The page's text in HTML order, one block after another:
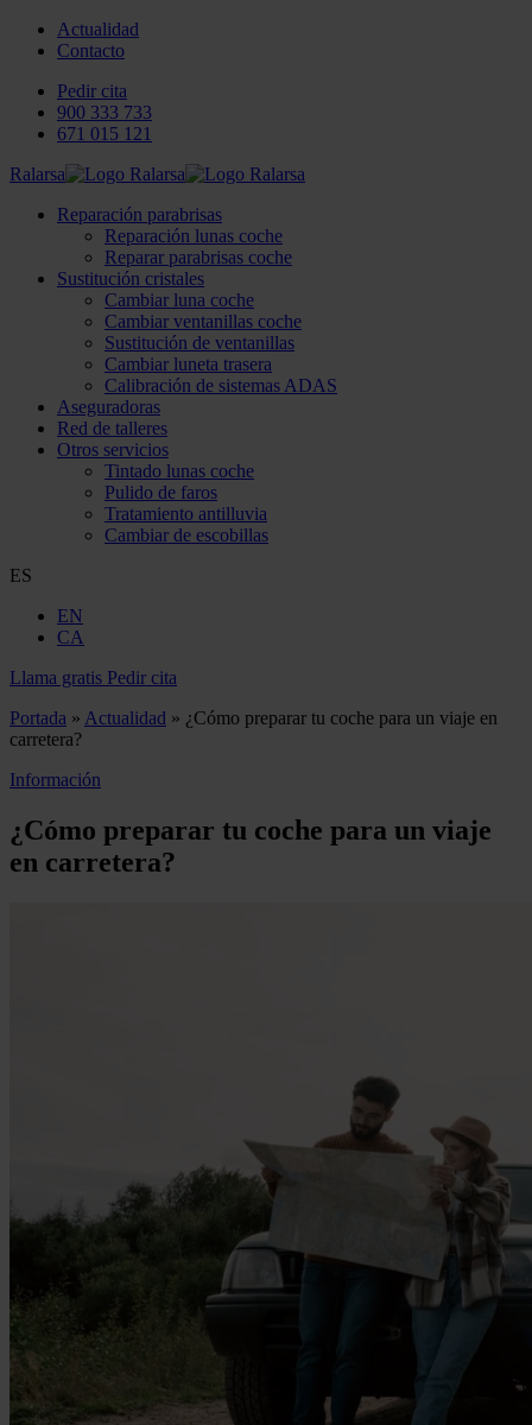
Actualidad
Contacto
Pedir cita
900 333 733
671 015 121
Ralarsa
Reparación parabrisas
Reparación lunas coche
Reparar parabrisas coche
Sustitución cristales
Cambiar luna coche
Cambiar ventanillas coche
Sustitución de ventanillas
Cambiar luneta trasera
Calibración de sistemas ADAS
Aseguradoras
Red de talleres
Otros servicios
Tintado lunas coche
Pulido de faros
Tratamiento antilluvia
Cambiar de escobillas
ES
EN
CA
Llama gratis Pedir cita
Portada » Actualidad » ¿Cómo preparar tu coche para un viaje en
carretera?
Información
¿Cómo preparar tu coche para un viaje
en carretera?